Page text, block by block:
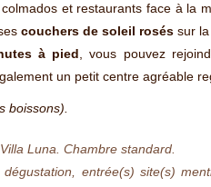
et restaurants face à la
couchers de soleil roséssur la
à pied , vous pouvez
un petit centre agréable
boissons).
Luna. Chambre standard.
dégustation, entrée(s) site(s)